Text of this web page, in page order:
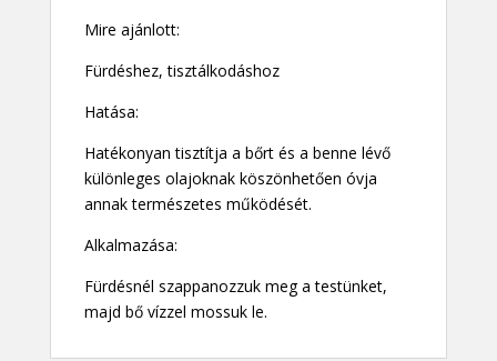
Mire ajánlott:
Fürdéshez, tisztálkodáshoz
Hatása:
Hatékonyan tisztítja a bőrt és a benne lévő
különleges olajoknak köszönhetően óvja
annak természetes működését.
Alkalmazása:
Fürdésnél szappanozzuk meg a testünket,
majd bő vízzel mossuk le.